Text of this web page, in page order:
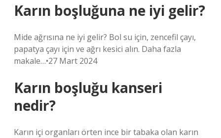
Karın boşluğuna ne iyi gelir?
Mide ağrısına ne iyi gelir? Bol su için, zencefil çayı,
papatya çayı için ve ağrı kesici alın. Daha fazla
makale…•27 Mart 2024
Karın boşluğu kanseri
nedir?
Karın içi organları örten ince bir tabaka olan karın